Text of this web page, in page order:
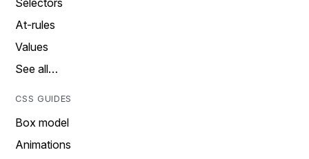
At-rules
Values
See all…
CSS GUIDES
Box model
Animations